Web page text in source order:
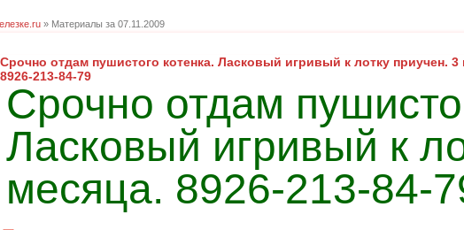
» Материалы за 07.11.2009
Срочно отдам пушистого котенка. Ласковый игривый к лотку приучен. 3
8926-213-84-79
Срочно отдам
Ласковый игривый к
месяца. 8926-213-84-